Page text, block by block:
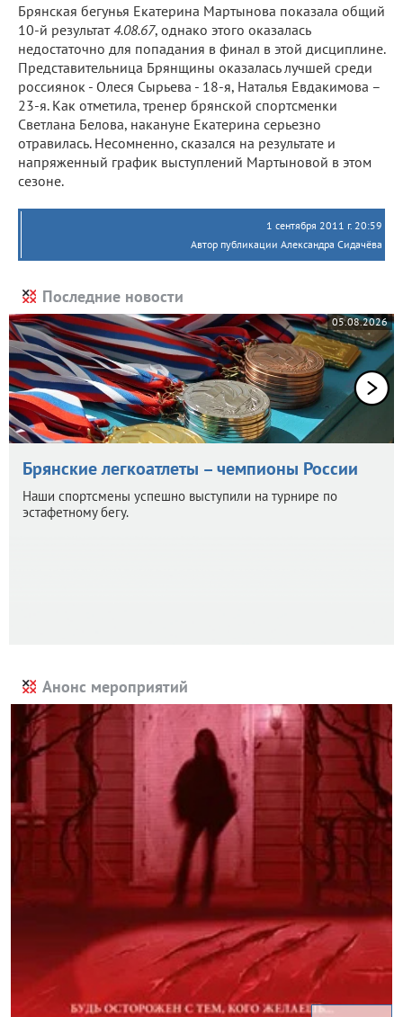
Брянская бегунья Екатерина Мартынова показала общий
10-й результат4.08.67, однако этого оказалась
недостаточно для попадания в финал в этой дисциплине.
Представительница Брянщины оказалась лучшей среди
россиянок - Олеся Сырьева - 18-я, Наталья Евдакимова –
23-я. Как отметила, тренер брянской спортсменки
Светлана Белова, накануне Екатерина серьезно
отравилась. Несомненно, сказался на результате и
напряженный график выступлений Мартыновой в этом
сезоне.
1 сентября 2011 г. 20:59
Автор публикации Александра Сидачёва
Последние новости
05.08.2026
Брянские легкоатлеты – чемпионы России
Наши спортсмены успешно выступили на турнире по
эстафетному бегу.
Анонс мероприятий